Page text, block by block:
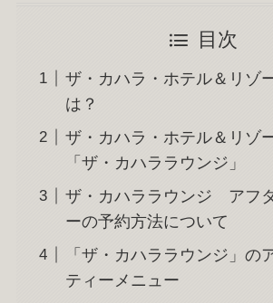
目次
ザ・カハラ・ホテル＆リゾ
は？
ザ・カハラ・ホテル＆リゾ
「ザ・カハララウンジ」
ザ・カハララウンジ アフ
ーの予約方法について
「ザ・カハララウンジ」の
ティーメニュー